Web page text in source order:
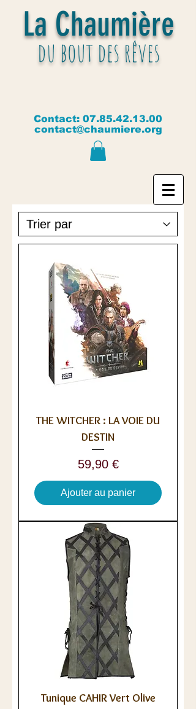
La Chaumière
du bout des rêves
Contact: 07.85.42.13.00
contact@chaumiere.org
THE WITCHER : LA VOIE DU
DESTIN
Prix
59,90 €
Ajouter au panier
Tunique CAHIR Vert Olive